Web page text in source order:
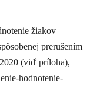
žiakov
prerušením
(viď príloha),
hodnotenie-